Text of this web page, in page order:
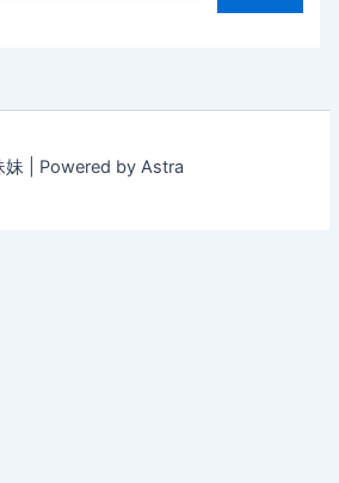
| Powered by Astra